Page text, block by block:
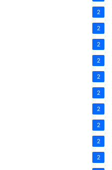
2
2
2
2
2
2
2
2
2
2